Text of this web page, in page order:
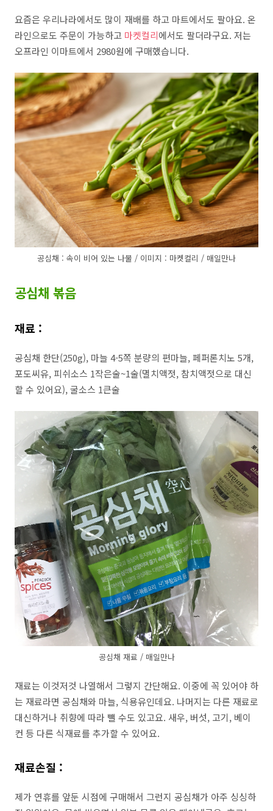
요즘은 우리나라에서도 많이 재배를 하고 마트에서도 팔아요. 온
라인으로도 주문이 가능하고 마켓컬리에서도 팔더라구요. 저는
오프라인 이마트에서 2980원에 구매했습니다.
공심채 : 속이 비어 있는 나물 / 이미지 : 마켓컬리 / 매일만나
공심채 볶음
재료 :
공심채 한단(250g), 마늘 4-5쪽 분량의 편마늘, 페퍼론치노 5개,
포도씨유, 피쉬소스 1작은술~1술(멸치액젓, 참치액젓으로 대신
할 수 있어요), 굴소스 1큰술
공심채 재료 / 매일만나
재료는 이것저것 나열해서 그렇지 간단해요. 이중에 꼭 있어야 하
는 재료라면 공심채와 마늘, 식용유인데요. 나머지는 다른 재료로
대신하거나 취향에 따라 뺄 수도 있고요. 새우, 버섯, 고기, 베이
컨 등 다른 식재료를 추가할 수 있어요.
재료손질 :
제가 연휴를 앞둔 시점에 구매해서 그런지 공심채가 아주 싱싱하